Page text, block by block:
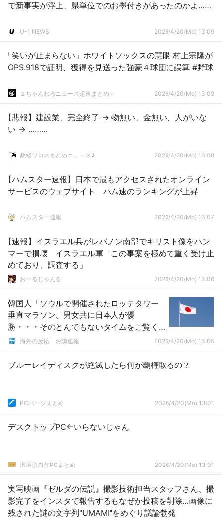
で新事実が浮上、県単位でのお墨付きがあったのかよ……
U-1 NEWS 2026/4/20(Mo) 13:09
「笑いが止まらない」ホワイトソックスの慧眼 村上宗隆が
OPS.918で証明、獲得を見送った強豪４球団に誤算 #野球
２ちゃんねるニュース超速まとめ＋ 2026/4/20(Mo) 13:09
【悲報】建設業、完全終了 → 物無い、金無い、人がいな
い → ………
政経ワロスまとめニュース♪ 2026/4/20(Mo) 13:08
【ハムスター速報】日本で最もアクセスされたオンライン
サービスのウェブサイト ハム速のランキングが上昇
ハムスター速報 2026/4/20(Mo) 13:07
【速報】イスラエル兵がレバノン南部でキリスト像をハン
マーで損壊 イスラエル軍「この事案を極めて重く受け止
めており、調査する」
おーるじゃんる 2026/4/20(Mo) 13:06
韓国人「ソウルで開催されたロッテタワー
垂直マラソン、男女共に日本人が優
勝・・・そのとんでもないタイムをご覧く
ださい」→「？？？」「ヤバすぎだろ」
海外の反応 お隣速報 2026/4/20(Mo) 13:05
ブルーレイディスクが絶滅したら何が覇権取るの？
PCパーツまとめ 2026/4/20(Mo) 13:01
デスクトップPC←いらないじゃん
汎用型自作PCまとめ 2026/4/20(Mo) 13:01
実写映画『ゼルダの伝説』撮影技術担当スタッフさん、撮
影完了をインスタで報告するもなぜか投稿を削除…画像に
残された謎の文字列"UMAMI"をめぐり議論勃発